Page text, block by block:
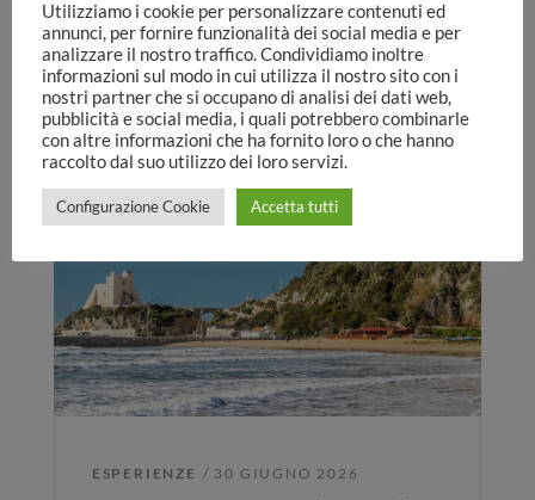
LEGGI DI PIÙ
ESPERIENZE / 30 GIUGNO 2026
Utilizziamo i cookie per personalizzare contenuti ed
annunci, per fornire funzionalità dei social media e per
analizzare il nostro traffico. Condividiamo inoltre
informazioni sul modo in cui utilizza il nostro sito con i
nostri partner che si occupano di analisi dei dati web,
pubblicità e social media, i quali potrebbero combinarle
con altre informazioni che ha fornito loro o che hanno
raccolto dal suo utilizzo dei loro servizi.
Configurazione Cookie Accetta tutti